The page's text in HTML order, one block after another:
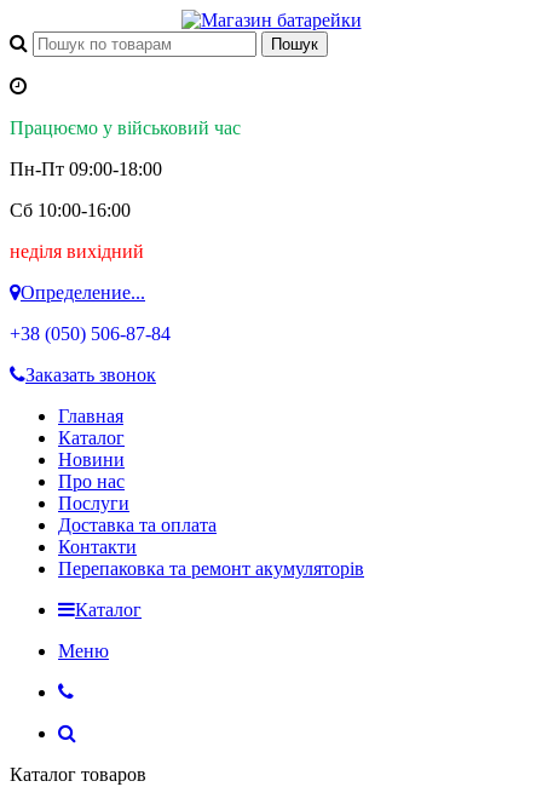
Працюємо у військовий час
Пн-Пт 09:00-18:00
Сб 10:00-16:00
неділя вихідний
Определение...
+38 (050) 506-87-84
Заказать звонок
Главная
Каталог
Новини
Про нас
Послуги
Доставка та оплата
Контакти
Перепаковка та ремонт акумуляторів
Каталог
Меню
Каталог товаров